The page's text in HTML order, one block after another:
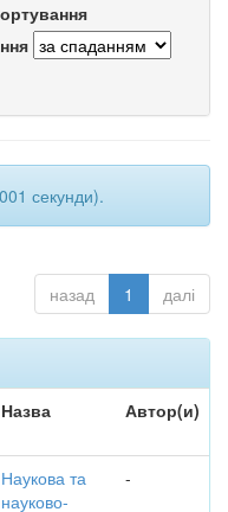
секунди).
назад 1 далі
Назва Автор(и)
Наукова та
науково-
-